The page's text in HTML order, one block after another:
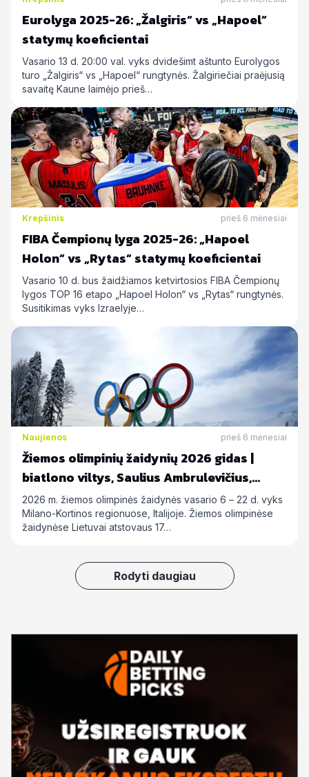
Eurolyga 2025-26: „Žalgiris“ vs „Hapoel“
statymų koeficientai
Vasario 13 d. 20:00 val. vyks dvidešimt aštunto Eurolygos
turo „Žalgiris“ vs „Hapoel“ rungtynės. Žalgiriečiai praėjusią
savaitę Kaune laimėjo prieš…
Krepšinis prieš 6 mėnesiai
FIBA Čempionų lyga 2025-26: „Hapoel
Holon“ vs „Rytas“ statymų koeficientai
Vasario 10 d. bus žaidžiamos ketvirtosios FIBA Čempionų
lygos TOP 16 etapo „Hapoel Holon“ vs „Rytas“ rungtynės.
Susitikimas vyks Izraelyje…
Naujienos prieš 6 mėnesiai
Žiemos olimpinių žaidynių 2026 gidas |
biatlono viltys, Saulius Ambrulevičius,
Allison Reed ir kiti
2026 m. žiemos olimpinės žaidynės vasario 6 – 22 d. vyks
Milano-Kortinos regionuose, Italijoje. Žiemos olimpinėse
žaidynėse Lietuvai atstovaus 17…
Rodyti daugiau